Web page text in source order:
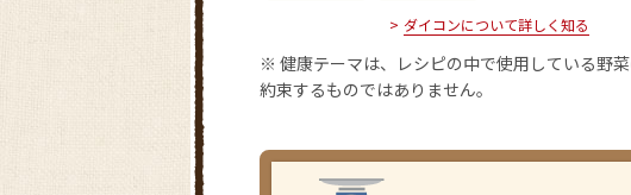
ダイコンについて詳しく知る
※ 健康テーマは、レシピの中で使用している野
約束するものではありません。